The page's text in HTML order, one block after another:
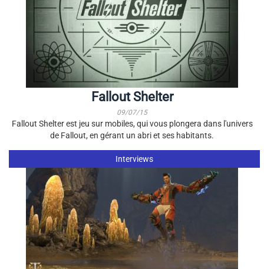
Fallout Shelter
09/07/15
Fallout Shelter est jeu sur mobiles, qui vous plongera dans l'univers
de Fallout, en gérant un abri et ses habitants.
Interviews